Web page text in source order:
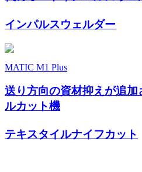
インパルスウェルダー
MATIC M1 Plus
送り方向の資材抑えが追
ルカット機
テキスタイルナイフカット